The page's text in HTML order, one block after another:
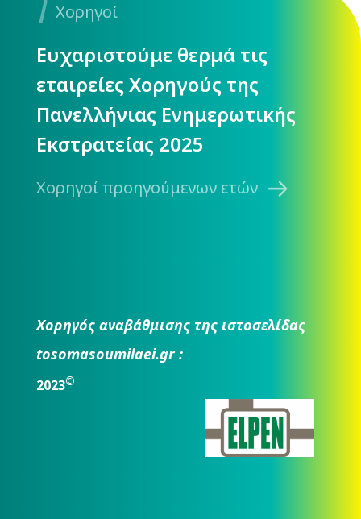
Χορηγοί
Ευχαριστούμε θερμά τις
εταιρείες Χορηγούς της
Πανελλήνιας Ενημερωτικής
Εκστρατείας 2025
Χορηγοί προηγούμενων ετών
Χορηγός αναβάθμισης της ιστοσελίδας
tosomasoumilaei.gr :
2023©